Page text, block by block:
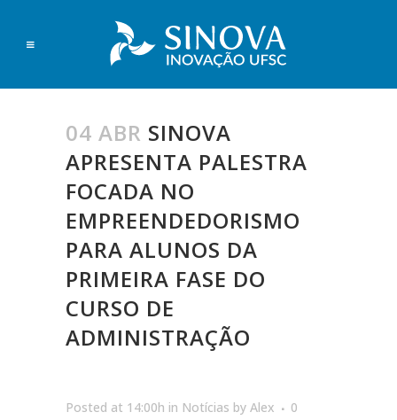
04 ABR SINOVA
APRESENTA PALESTRA
FOCADA NO
EMPREENDEDORISMO
PARA ALUNOS DA
PRIMEIRA FASE DO
CURSO DE
ADMINISTRAÇÃO
Posted at 14:00h in Notícias by Alex
0